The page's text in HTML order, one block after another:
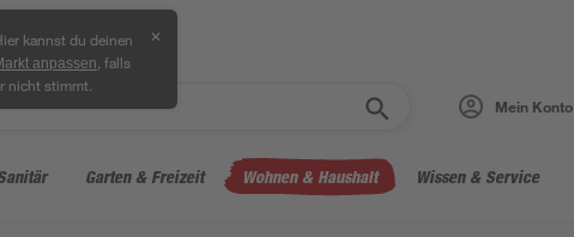
kannst du deinen
anpassen , falls
nicht stimmt.
✕
Mein Konto
Garten & Freizeit Wohnen & Haushalt Wissen & Service